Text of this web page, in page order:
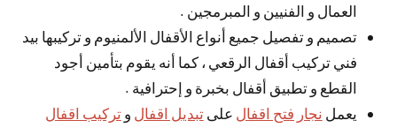
العمال و الفنيين و المبرمجين .
تصميم و تفصيل جميع أنواع الأقفال الألمنيوم و تركيبها بيد
فني تركيب أقفال الرقعي ، كما أنه يقوم بتأمين أجود
القطع و تطبيق أقفال بخبرة و إحترافية .
يعمل نجار فتح اقفال علىتبديل اقفال وتركيب اقفال